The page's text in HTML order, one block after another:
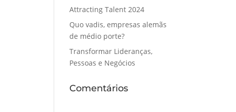
Attracting Talent 2024
Quo vadis, empresas alemãs
de médio porte?
Transformar Lideranças,
Pessoas e Negócios
Comentários